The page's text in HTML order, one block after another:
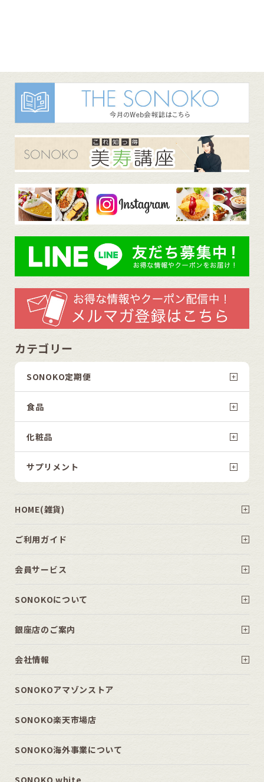
カテゴリー
SONOKO定期便
食品
化粧品
サプリメント
HOME(雑貨)
ご利用ガイド
会員サービス
SONOKOについて
銀座店のご案内
会社情報
SONOKOアマゾンストア
SONOKO楽天市場店
SONOKO海外事業について
SONOKO white